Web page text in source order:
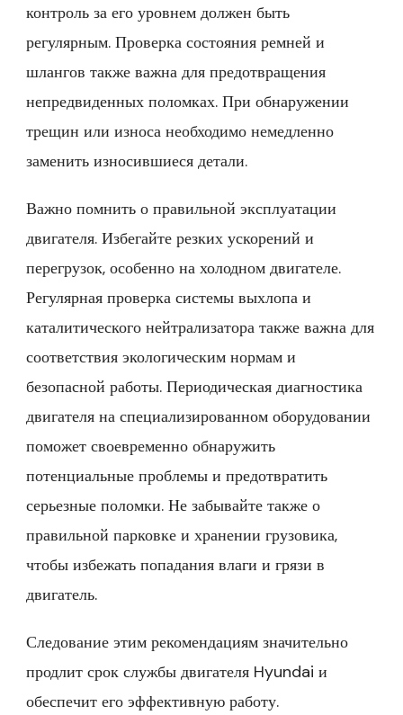
контроль за его уровнем должен быть
регулярным. Проверка состояния ремней и
шлангов также важна для предотвращения
непредвиденных поломках. При обнаружении
трещин или износа необходимо немедленно
заменить износившиеся детали.
Важно помнить о правильной эксплуатации
двигателя. Избегайте резких ускорений и
перегрузок, особенно на холодном двигателе.
Регулярная проверка системы выхлопа и
каталитического нейтрализатора также важна для
соответствия экологическим нормам и
безопасной работы. Периодическая диагностика
двигателя на специализированном оборудовании
поможет своевременно обнаружить
потенциальные проблемы и предотвратить
серьезные поломки. Не забывайте также о
правильной парковке и хранении грузовика,
чтобы избежать попадания влаги и грязи в
двигатель.
Следование этим рекомендациям значительно
продлит срок службы двигателя Hyundai и
обеспечит его эффективную работу.